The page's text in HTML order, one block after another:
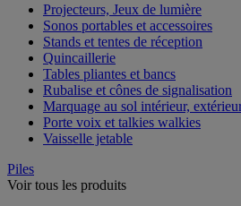
Projecteurs, Jeux de lumière
Sonos portables et accessoires
Stands et tentes de réception
Quincaillerie
Tables pliantes et bancs
Rubalise et cônes de signalisation
Marquage au sol intérieur,
Porte voix et talkies walkies
Vaisselle jetable
Piles
Voir tous les produits